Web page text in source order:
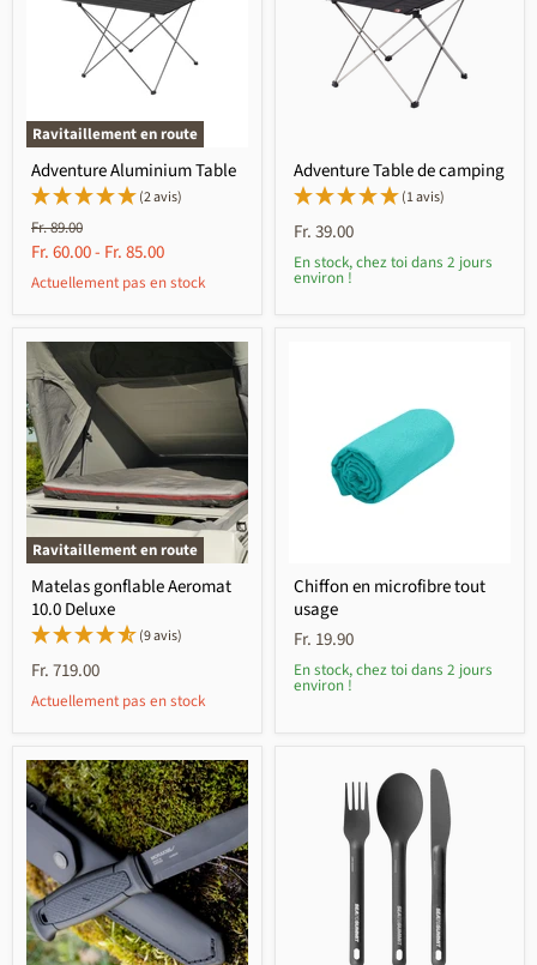
Ravitaillement en route
Adventure Aluminium Table
(2 avis)
Prix
initial
Fr. 89.00
Fr. 60.00- Fr. 85.00
Actuellement pas en stock
Adventure Table de camping
(1 avis)
Fr. 39.00
En stock, chez toi dans 2 jours
environ !
Ravitaillement en route
Matelas gonflable Aeromat
10.0 Deluxe
(9 avis)
Fr. 719.00
Actuellement pas en stock
Chiffon en microfibre tout
usage
Fr. 19.90
En stock, chez toi dans 2 jours
environ !